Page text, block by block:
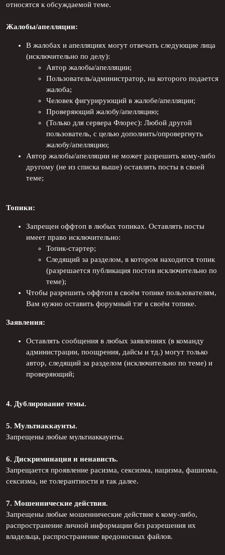
относятся к обсуждаемой теме.
Жалобы/апелляции:
В жалобах и апелляциях могут отвечать следующие лица
(исключительно по делу):
Автор жалобы/апелляции;
Пользователь/администратор, на которого подается
жалоба;
Человек фигурирующий в жалобе/апелляции;
Проверяющий жалобу/апелляцию;
(Только для сервера Флорес): Любой другой
пользователь, с целью дополнить/опровергнуть
жалобу/апелляцию;
Автор жалобы/апелляции не может разрешить кому-либо
другому (не из списка выше) оставлять посты в своей
теме;
Топики:
Запрещен оффтоп в любых топиках. Оставлять посты
имеет право исключительно:
Топик-стартер;
Следящий за разделом, в котором находится топик
(разрешается публикация постов исключительно по
теме);
Чтобы разрешить оффтоп в своём топике пользователям,
Вам нужно оставить форумный тэг в своём топике.
Заявления:
Оставлять сообщения в любых заявлениях (в команду
администрации, поощрения, дайсы и тд.) могут только
автор, следящий за разделом (исключительно по теме) и
проверяющий;
4. Дублирование темы.
5. Мультиаккаунты.
Запрещены любые мультиаккаунты.
6. Дискриминация и ненависть.
Запрещается проявление расизма, сексизма, нацизма, фашизма,
сексизма, не толерантности и так далее.
7. Мошеннические действия.
Запрещены любые мошеннические действие к кому-либо,
распространение личной информации без разрешения их
владельца, распространение вредоносных файлов.